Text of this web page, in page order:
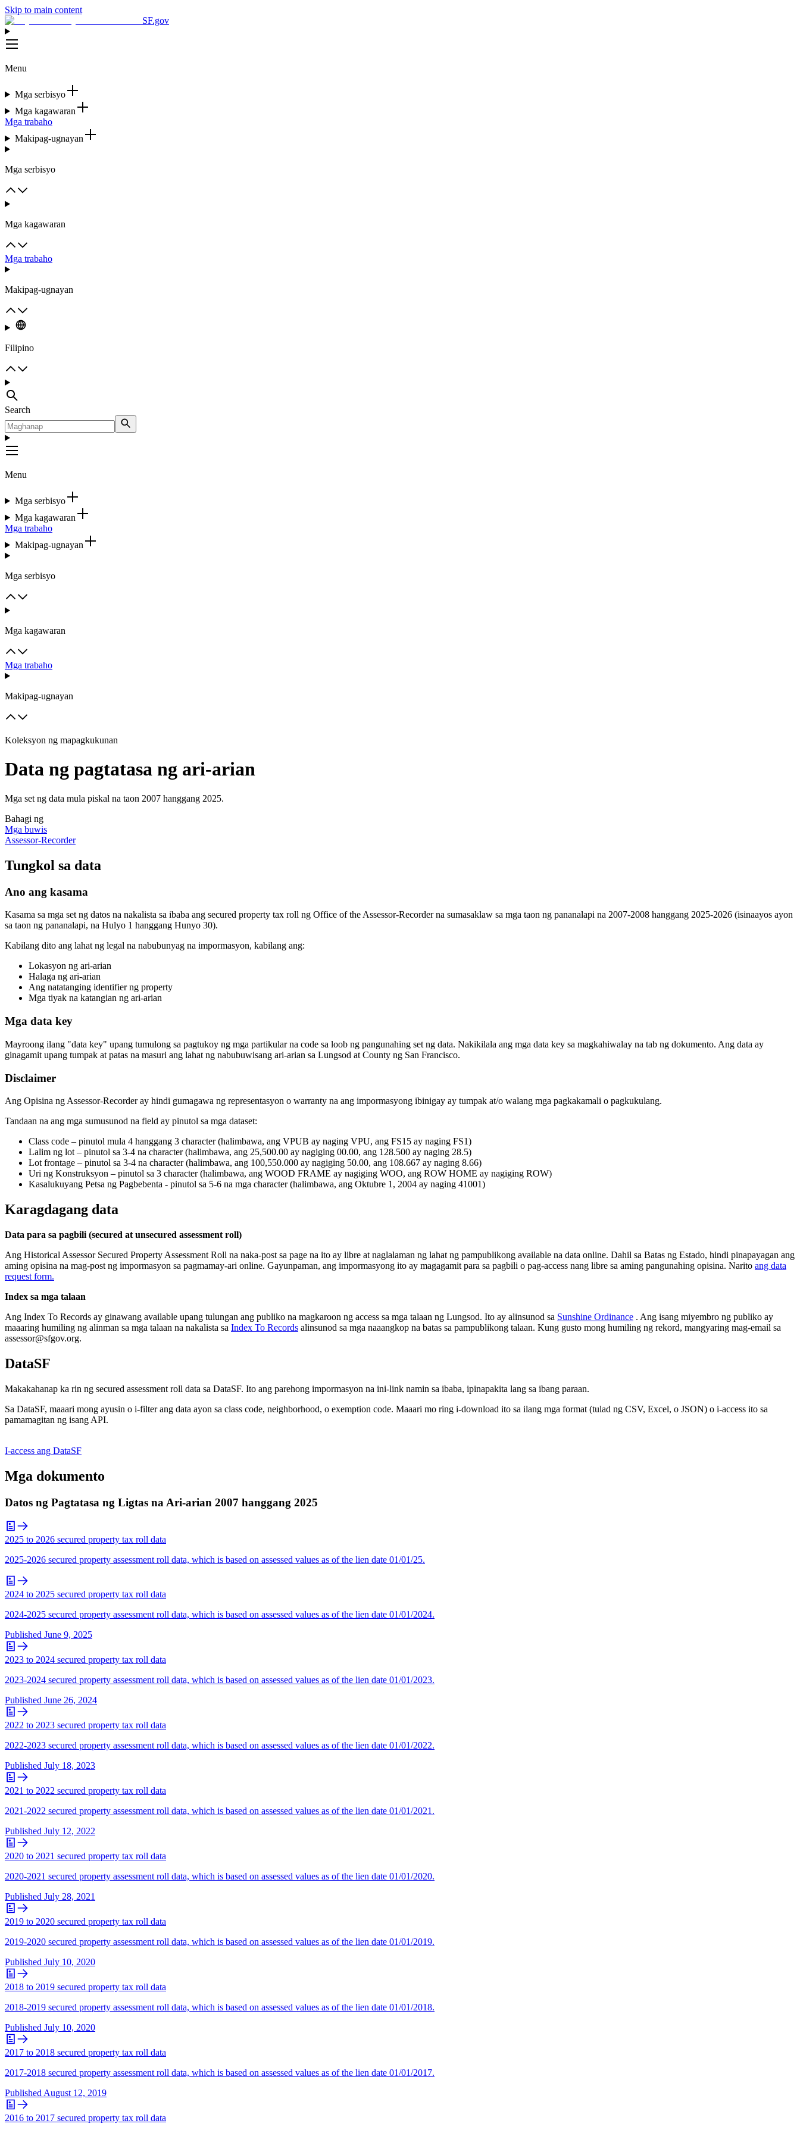
Skip to main content
SF.gov
Menu
Mga serbisyo
Mga kagawaran
Mga trabaho
Makipag-ugnayan
Mga serbisyo
Mga kagawaran
Mga trabaho
Makipag-ugnayan
Filipino
Search
Menu
Mga serbisyo
Mga kagawaran
Mga trabaho
Makipag-ugnayan
Mga serbisyo
Mga kagawaran
Mga trabaho
Makipag-ugnayan
Koleksyon ng mapagkukunan
Data ng pagtatasa ng ari-arian
Mga set ng data mula piskal na taon 2007 hanggang 2025.
Bahagi ng
Mga buwis
Assessor-Recorder
Tungkol sa data
Ano ang kasama
Kasama sa mga set ng datos na nakalista sa ibaba ang secured property tax roll ng Office of the Assessor-Recorder na sumasaklaw sa mga taon ng pananalapi na 2007-2008 hanggang 2025-2026 (isinaayos ayon
sa taon ng pananalapi, na Hulyo 1 hanggang Hunyo 30).
Kabilang dito ang lahat ng legal na nabubunyag na impormasyon, kabilang ang:
Lokasyon ng ari-arian
Halaga ng ari-arian
Ang natatanging identifier ng property
Mga tiyak na katangian ng ari-arian
Mga data key
Mayroong ilang "data key" upang tumulong sa pagtukoy ng mga partikular na code sa loob ng pangunahing set ng data. Nakikilala ang mga data key sa magkahiwalay na tab ng dokumento. Ang data ay
ginagamit upang tumpak at patas na masuri ang lahat ng nabubuwisang ari-arian sa Lungsod at County ng San Francisco.
Disclaimer
Ang Opisina ng Assessor-Recorder ay hindi gumagawa ng representasyon o warranty na ang impormasyong ibinigay ay tumpak at/o walang mga pagkakamali o pagkukulang.
Tandaan na ang mga sumusunod na field ay pinutol sa mga dataset:
Class code – pinutol mula 4 hanggang 3 character (halimbawa, ang VPUB ay naging VPU, ang FS15 ay naging FS1)
Lalim ng lot – pinutol sa 3-4 na character (halimbawa, ang 25,500.00 ay nagiging 00.00, ang 128.500 ay naging 28.5)
Lot frontage – pinutol sa 3-4 na character (halimbawa, ang 100,550.000 ay nagiging 50.00, ang 108.667 ay naging 8.66)
Uri ng Konstruksyon – pinutol sa 3 character (halimbawa, ang WOOD FRAME ay nagiging WOO, ang ROW HOME ay nagiging ROW)
Kasalukuyang Petsa ng Pagbebenta - pinutol sa 5-6 na mga character (halimbawa, ang Oktubre 1, 2004 ay naging 41001)
Karagdagang data
Data para sa pagbili (secured at unsecured assessment roll)
Ang Historical Assessor Secured Property Assessment Roll na naka-post sa page na ito ay libre at naglalaman ng lahat ng pampublikong available na data online. Dahil sa Batas ng Estado, hindi pinapayagan ang
aming opisina na mag-post ng impormasyon sa pagmamay-ari online. Gayunpaman, ang impormasyong ito ay magagamit para sa pagbili o pag-access nang libre sa aming pangunahing opisina. Narito ang data
request form.
Index sa mga talaan
Ang Index To Records ay ginawang available upang tulungan ang publiko na magkaroon ng access sa mga talaan ng Lungsod. Ito ay alinsunod sa Sunshine Ordinance . Ang isang miyembro ng publiko ay
maaaring humiling ng alinman sa mga talaan na nakalista sa Index To Records alinsunod sa mga naaangkop na batas sa pampublikong talaan. Kung gusto mong humiling ng rekord, mangyaring mag-email sa
assessor@sfgov.org.
DataSF
Makakahanap ka rin ng secured assessment roll data sa DataSF. Ito ang parehong impormasyon na ini-link namin sa ibaba, ipinapakita lang sa ibang paraan.
Sa DataSF, maaari mong ayusin o i-filter ang data ayon sa class code, neighborhood, o exemption code. Maaari mo ring i-download ito sa ilang mga format (tulad ng CSV, Excel, o JSON) o i-access ito sa
pamamagitan ng isang API.
I-access ang DataSF
Mga dokumento
Datos ng Pagtatasa ng Ligtas na Ari-arian 2007 hanggang 2025
2025 to 2026 secured property tax roll data
2025-2026 secured property assessment roll data, which is based on assessed values as of the lien date 01/01/25.
2024 to 2025 secured property tax roll data
2024-2025 secured property assessment roll data, which is based on assessed values as of the lien date 01/01/2024.
Published June 9, 2025
2023 to 2024 secured property tax roll data
2023-2024 secured property assessment roll data, which is based on assessed values as of the lien date 01/01/2023.
Published June 26, 2024
2022 to 2023 secured property tax roll data
2022-2023 secured property assessment roll data, which is based on assessed values as of the lien date 01/01/2022.
Published July 18, 2023
2021 to 2022 secured property tax roll data
2021-2022 secured property assessment roll data, which is based on assessed values as of the lien date 01/01/2021.
Published July 12, 2022
2020 to 2021 secured property tax roll data
2020-2021 secured property assessment roll data, which is based on assessed values as of the lien date 01/01/2020.
Published July 28, 2021
2019 to 2020 secured property tax roll data
2019-2020 secured property assessment roll data, which is based on assessed values as of the lien date 01/01/2019.
Published July 10, 2020
2018 to 2019 secured property tax roll data
2018-2019 secured property assessment roll data, which is based on assessed values as of the lien date 01/01/2018.
Published July 10, 2020
2017 to 2018 secured property tax roll data
2017-2018 secured property assessment roll data, which is based on assessed values as of the lien date 01/01/2017.
PublishedAugust 12, 2019
2016 to 2017 secured property tax roll data